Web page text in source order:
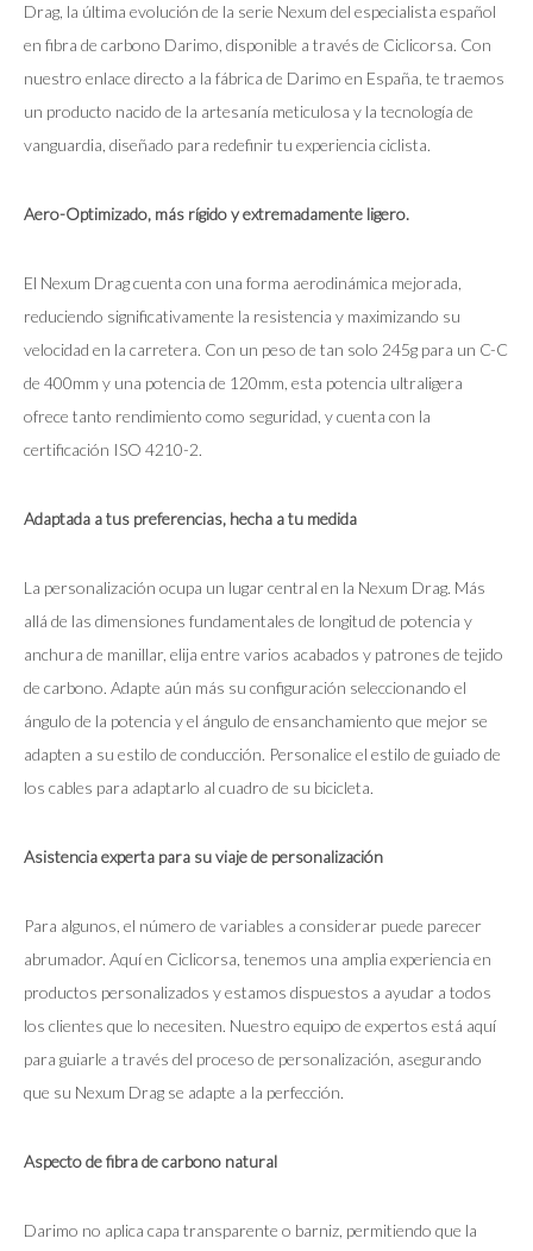
Drag, la última evolución de la serie Nexum del especialista español
en fibra de carbono Darimo, disponible a través de Ciclicorsa. Con
nuestro enlace directo a la fábrica de Darimo en España, te traemos
un producto nacido de la artesanía meticulosa y la tecnología de
vanguardia, diseñado para redefinir tu experiencia ciclista.
Aero-Optimizado, más rígido y extremadamente ligero.
El Nexum Drag cuenta con una forma aerodinámica mejorada,
reduciendo significativamente la resistencia y maximizando su
velocidad en la carretera. Con un peso de tan solo 245g para un C-C
de 400mm y una potencia de 120mm, esta potencia ultraligera
ofrece tanto rendimiento como seguridad, y cuenta con la
certificación ISO 4210-2.
Adaptada a tus preferencias, hecha a tu medida
La personalización ocupa un lugar central en la Nexum Drag. Más
allá de las dimensiones fundamentales de longitud de potencia y
anchura de manillar, elija entre varios acabados y patrones de tejido
de carbono. Adapte aún más su configuración seleccionando el
ángulo de la potencia y el ángulo de ensanchamiento que mejor se
adapten a su estilo de conducción. Personalice el estilo de guiado de
los cables para adaptarlo al cuadro de su bicicleta.
Asistencia experta para su viaje de personalización
Para algunos, el número de variables a considerar puede parecer
abrumador. Aquí en Ciclicorsa, tenemos una amplia experiencia en
productos personalizados y estamos dispuestos a ayudar a todos
los clientes que lo necesiten. Nuestro equipo de expertos está aquí
para guiarle a través del proceso de personalización, asegurando
que su Nexum Drag se adapte a la perfección.
Aspecto de fibra de carbono natural
Darimo no aplica capa transparente o barniz, permitiendo que la